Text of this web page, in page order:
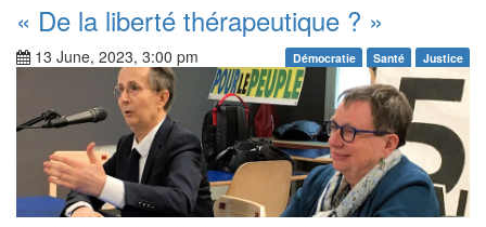
« De la liberté thérapeutique ? »
13 June, 2023, 3:00 pm Démocratie Santé Justice